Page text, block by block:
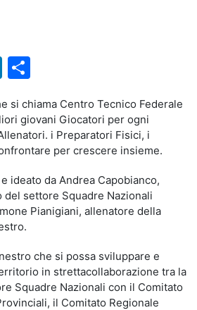
LinkedIn
si chiama Centro Tecnico Federale
giovani Giocatori per ogni
i Preparatori Fisici, i
per crescere insieme.
ideato da Andrea Capobianco,
del settore Squadre Nazionali
Pianigiani, allenatore della
che si possa sviluppare e
in strettacollaborazione tra la
Squadre Nazionali con il Comitato
il Comitato Regionale